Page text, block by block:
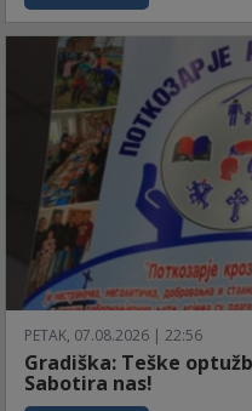
PETAK, 07.08.2026 | 22:56
Gradiška: Teške
Sabotira nas!